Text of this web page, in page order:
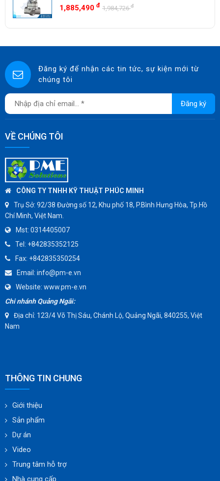
SWISSFLUID
KUNKLE
SINGAFLEX
DKM
JOKWANG
HAWKS
ZETKAMA
BZE
DYNO
WEFLO
SENSUS
TOMOE
SUNPASS
AMMETE
Có Sẵn
1,885,490 đ 1,984,726đ
Đăng ký để nhận các tin tức, sự kiện mới từ
chúng tôi
Đăng ký
VỀ CHÚNG TÔI
CÔNG TY TNHH KỸ THUẬT PHÚC MINH
Trụ Sở: 92/38 Đường số 12, Khu phố 18, P.Bình Hưng Hòa, Tp.Hồ
Chí Minh, Việt Nam.
Mst: 0314405007
Tel: +842835352125
Fax: +842835350254
Email: info@pm-e.vn
Website: www.pm-e.vn
Chi nhánh Quảng Ngãi:
Địa chỉ: 123/4 Võ Thị Sáu, Chánh Lộ, Quảng Ngãi, 840255, Việt
Nam
THÔNG TIN CHUNG
Giới thiệu
Sản phẩm
Dự án
Video
Trung tâm hỗ trợ
Nhà cung cấp